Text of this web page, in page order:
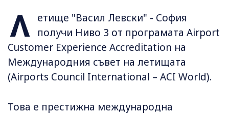
Л
етище "Васил Левски" - София
получи Ниво 3 от програмата Airport
Customer Experience Accreditation на
Международния съвет на летищата
(Airports Council International – ACI World).
Това е престижна международна